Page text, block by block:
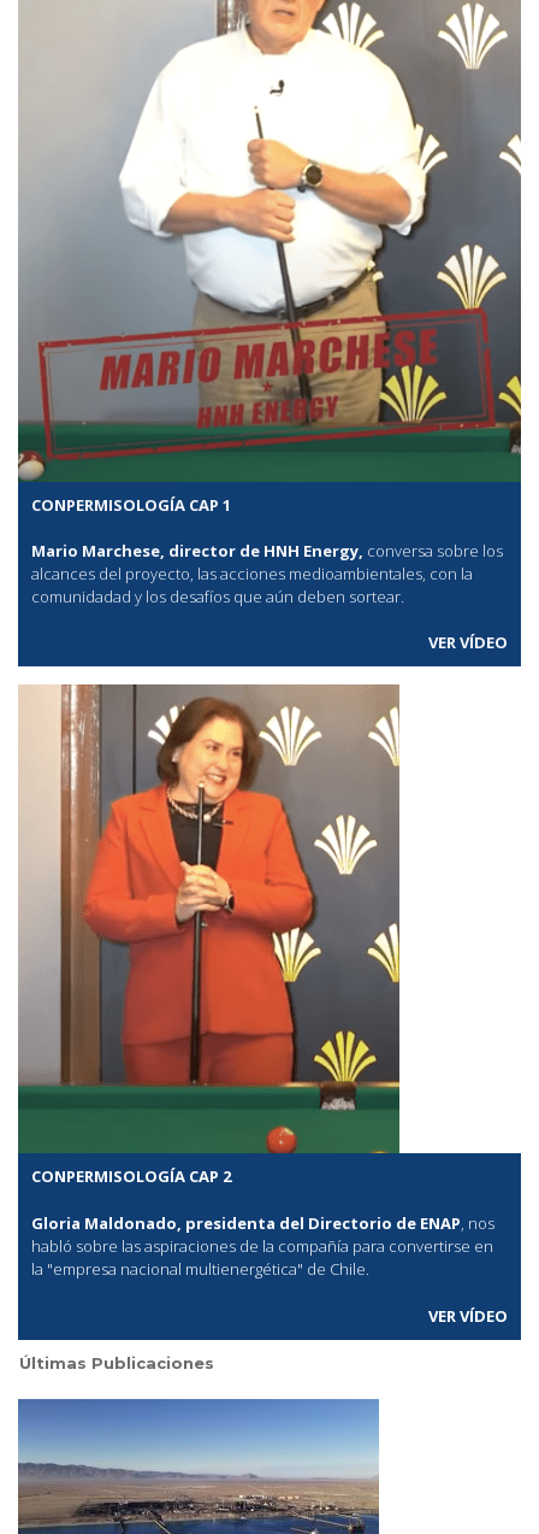
CONPERMISOLOGÍA CAP 1
Mario Marchese, director de HNH Energy, conversa sobre los
alcances del proyecto, las acciones medioambientales, con la
comunidadad y los desafíos que aún deben sortear.
VER VÍDEO
CONPERMISOLOGÍA CAP 2
Gloria Maldonado, presidenta del Directorio de ENAP , nos
habló sobre las aspiraciones de la compañía para convertirse en
la "empresa nacional multienergética" de Chile.
VER VÍDEO
Últimas Publicaciones